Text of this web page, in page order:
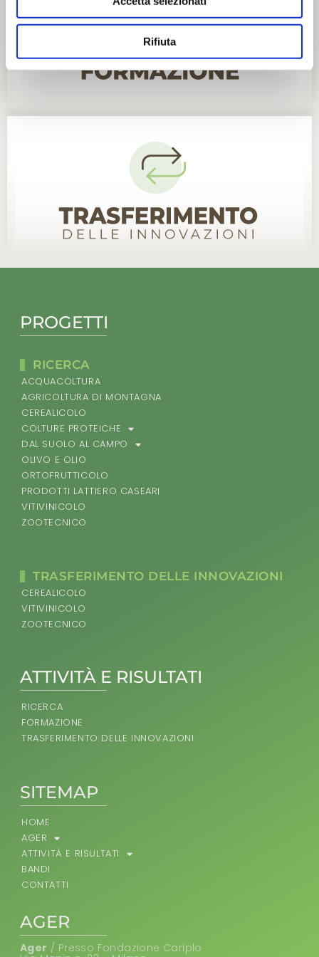
Rifiuta
AGER
Ager / Presso Fondazione Cariplo
ATTIVITÀ E RISULTATI
RICERCA
FORMAZIONE
TRASFERIMENTO DELLE INNOVAZIONI
SITEMAP
HOME
AGER
ATTIVITÀ E RISULTATI
BANDI
CONTATTI
PROGETTI
RICERCA
ACQUACOLTURA
AGRICOLTURA DI MONTAGNA
CEREALICOLO
COLTURE PROTEICHE
DAL SUOLO AL CAMPO
OLIVO E OLIO
ORTOFRUTTICOLO
PRODOTTI LATTIERO CASEARI
VITIVINICOLO
ZOOTECNICO
TRASFERIMENTO DELLE INNOVAZIONI
CEREALICOLO
VITIVINICOLO
ZOOTECNICO